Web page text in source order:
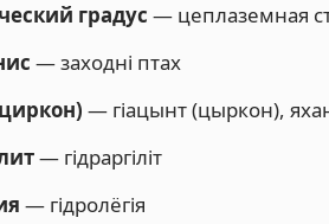
градус — цеплаземная
— заходні птах
— гіацынт (цыркон),
— гідраргіліт
— гідролёгія